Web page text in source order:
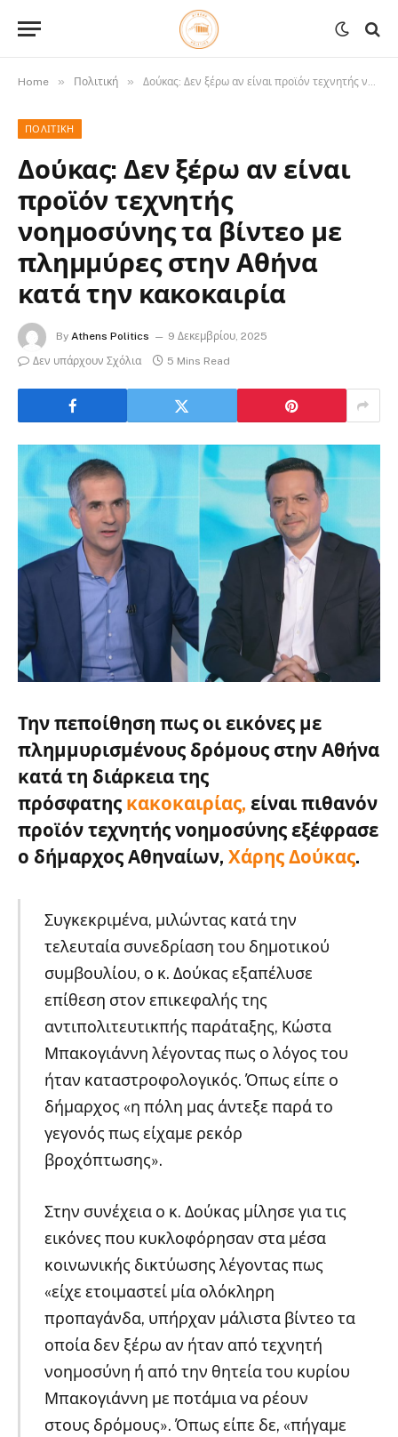
Home » Πολιτική » Δούκας: Δεν ξέρω αν είναι προϊόν τεχνητής νοημοσύνης τα βίντεο με πλημμύρες στην Αθήνα κατά την κακοκαιρία
ΠΟΛΙΤΙΚΉ
Δούκας: Δεν ξέρω αν είναι
προϊόν τεχνητής
νοημοσύνης τα βίντεο με
πλημμύρες στην Αθήνα
κατά την κακοκαιρία
By Athens Politics
9 Δεκεμβρίου, 2025
Δεν υπάρχουν Σχόλια
5 Mins Read
Την πεποίθηση πως οι εικόνες με
πλημμυρισμένους δρόμους στην Αθήνα
κατά τη διάρκεια της
πρόσφατης κακοκαιρίας, είναι πιθανόν
προϊόν τεχνητής νοημοσύνης εξέφρασε
ο δήμαρχος Αθηναίων, Χάρης Δούκας.
Συγκεκριμένα, μιλώντας κατά την
τελευταία συνεδρίαση του δημοτικού
συμβουλίου, ο κ. Δούκας εξαπέλυσε
επίθεση στον επικεφαλής της
αντιπολιτευτικπής παράταξης, Κώστα
Μπακογιάννη λέγοντας πως ο λόγος του
ήταν καταστροφολογικός. Όπως είπε ο
δήμαρχος «η πόλη μας άντεξε παρά το
γεγονός πως είχαμε ρεκόρ
βροχόπτωσης».
Στην συνέχεια ο κ. Δούκας μίλησε για τις
εικόνες που κυκλοφόρησαν στα μέσα
κοινωνικής δικτύωσης λέγοντας πως
«είχε ετοιμαστεί μία ολόκληρη
προπαγάνδα, υπήρχαν μάλιστα βίντεο τα
οποία δεν ξέρω αν ήταν από τεχνητή
νοημοσύνη ή από την θητεία του κυρίου
Μπακογιάννη με ποτάμια να ρέουν
στους δρόμους». Όπως είπε δε, «πήγαμε